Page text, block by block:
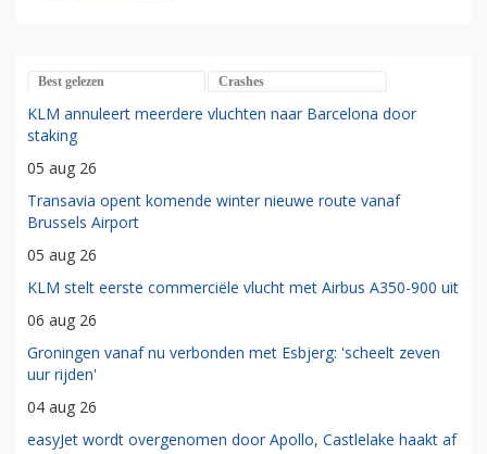
Best gelezen Crashes
KLM annuleert meerdere vluchten naar Barcelona door
staking
05 aug 26
Transavia opent komende winter nieuwe route vanaf
Brussels Airport
05 aug 26
KLM stelt eerste commerciële vlucht met Airbus A350-900 uit
06 aug 26
Groningen vanaf nu verbonden met Esbjerg: 'scheelt zeven
uur rijden'
04 aug 26
easyJet wordt overgenomen door Apollo, Castlelake haakt af